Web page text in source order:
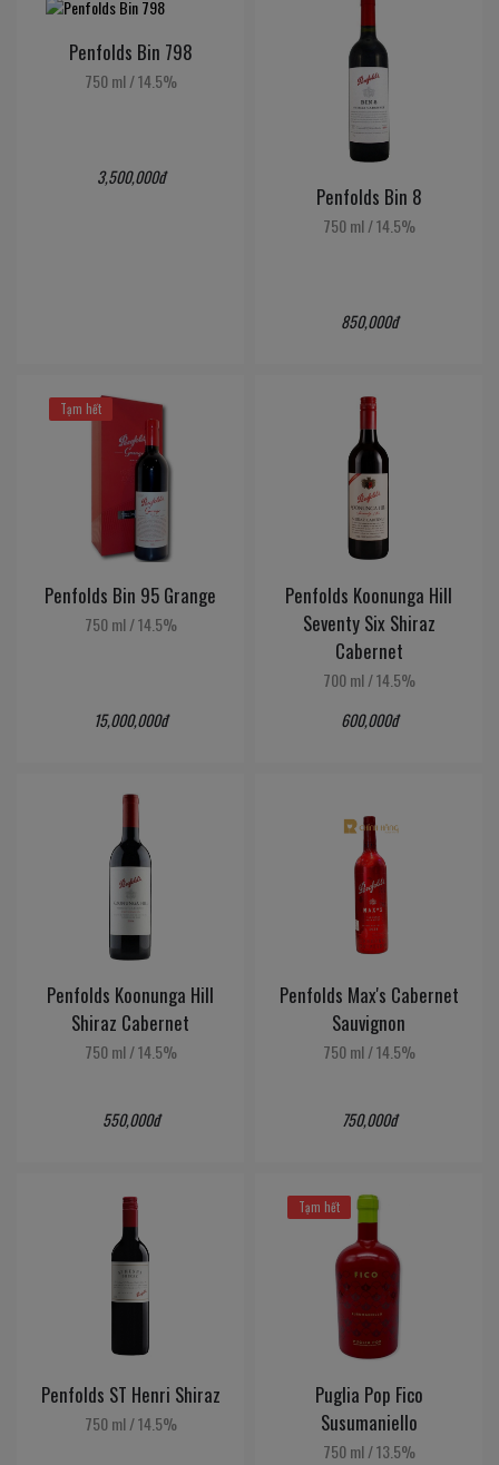
Penfolds Bin 798
750 ml /14.5%
3,500,000đ
Penfolds Bin 8
750 ml /14.5%
850,000đ
Tạm hết
Penfolds Bin 95 Grange
750 ml/14.5%
15,000,000đ
Penfolds Koonunga Hill
Seventy Six Shiraz
Cabernet
700 ml/14.5%
600,000đ
Penfolds Koonunga Hill
Shiraz Cabernet
750 ml /14.5%
550,000đ
Penfolds Max's Cabernet
Sauvignon
750 ml /14.5%
750,000đ
Penfolds ST Henri Shiraz
750 ml /14.5%
Tạm hết
Puglia Pop Fico
Susumaniello
750 ml /13.5%